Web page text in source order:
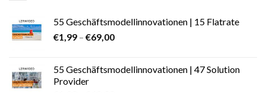
55 Geschäftsmodellinnovationen | 15 Flatrate
€1,99 – €69,00
55 Geschäftsmodellinnovationen | 47 Solution
Provider